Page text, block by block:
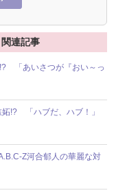
連記事
!? 「あいさつが『おい～っ
!? 「ハブだ、ハブ！」
Z河合郁人の華麗な対